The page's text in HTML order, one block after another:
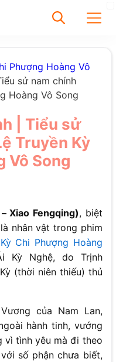
Chưa có bài viết
được tìm thấy
Phượng Hoàng Vô
sử nam chính
Hoàng Vô Song
| Tiểu sử
Truyền Kỳ
Vô Song
Xiao Fengqing), biệt
nhân vật trong phim
Chi Phượng Hoàng
Kỳ Nghệ, do Trịnh
(thời niên thiếu) thủ
của Nam Lan,
hành tinh, vướng
vì tình yêu mà đi theo
số phận chưa biết,